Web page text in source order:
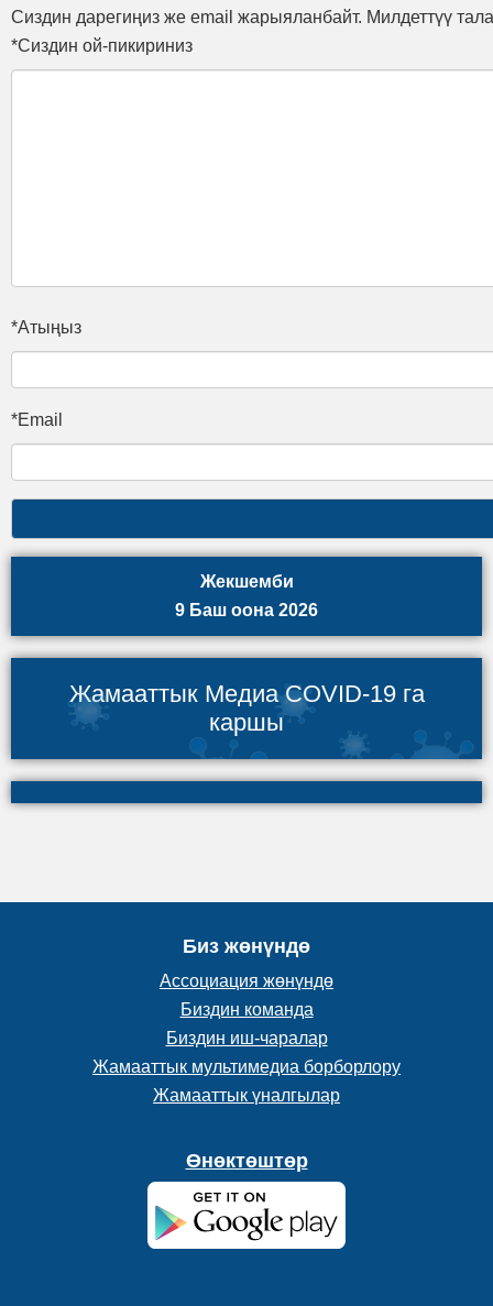
Сиздин дарегиңиз же email жарыяланбайт. Милдеттүү
*Сиздин ой-пикириниз
*Атыңыз
*Email
Жекшемби
9 Баш оона 2026
Жамааттык Медиа COVID-19 га
каршы
Биз жөнүндө
Ассоциация жөнүндө
Биздин команда
Биздин иш-чаралар
Жамааттык мультимедиа борборлору
Жамааттык үналгылар
Өнөктөштөр